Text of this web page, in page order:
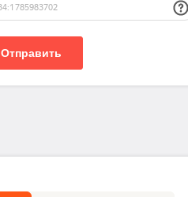
Отправить